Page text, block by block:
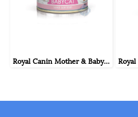
Royal Canin Mother & Babycat Mousse ขนาดกระป๋อง 195 กรัม จำนวน 1กระป๋อง